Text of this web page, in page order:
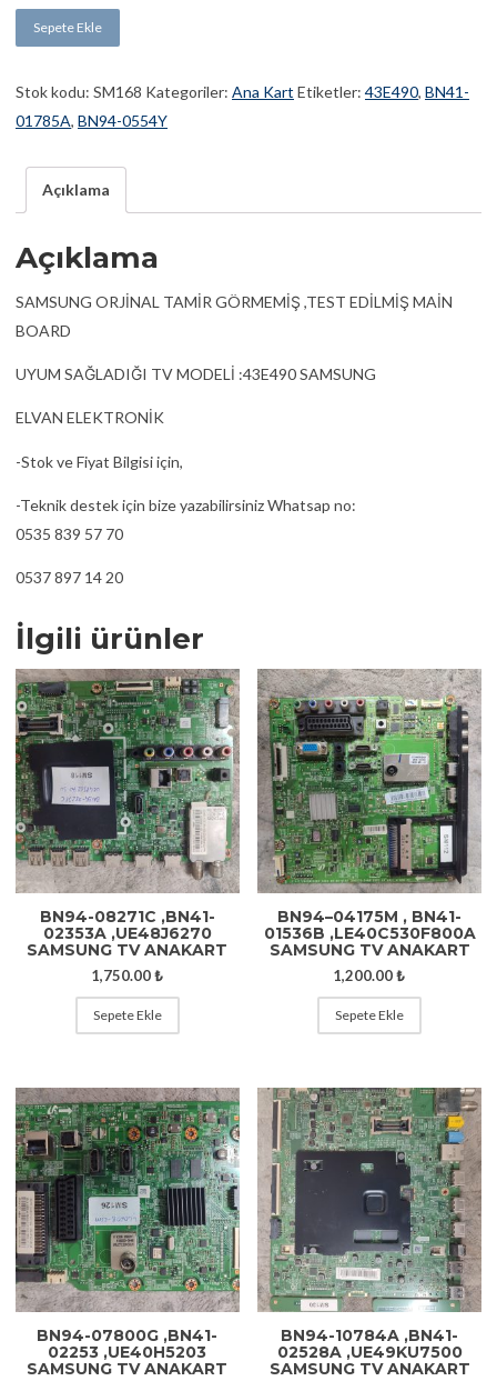
Sepete Ekle
Stok kodu: SM168 Kategoriler: Ana Kart Etiketler: 43E490, BN41-
01785A, BN94-0554Y
Açıklama
Açıklama
SAMSUNG ORJİNAL TAMİR GÖRMEMİŞ ,TEST EDİLMİŞ MAİN
BOARD
UYUM SAĞLADIĞI TV MODELİ :43E490 SAMSUNG
ELVAN ELEKTRONİK
-Stok ve Fiyat Bilgisi için,
-Teknik destek için bize yazabilirsiniz Whatsap no:
0535 839 57 70
0537 897 14 20
İlgili ürünler
BN94-08271C ,BN41-
02353A ,UE48J6270
SAMSUNG TV ANAKART
1,750.00₺
Sepete Ekle
BN94–04175M , BN41-
01536B ,LE40C530F800A
SAMSUNG TV ANAKART
1,200.00₺
Sepete Ekle
BN94-07800G ,BN41-
02253 ,UE40H5203
SAMSUNG TV ANAKART
BN94-10784A ,BN41-
02528A ,UE49KU7500
SAMSUNG TV ANAKART